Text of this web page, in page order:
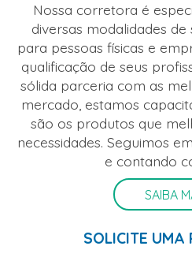
Nossa corretora é
diversas modalidades
para pessoas físicas e
qualificação de seus
sólida parceria com as
mercado, estamos
são os produtos que
necessidades. Seguimos
e contando
SAIBA
SOLICITE UMA